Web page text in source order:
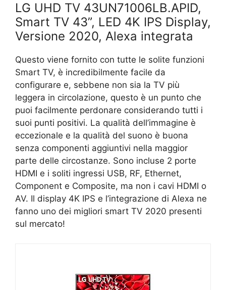
LG UHD TV 43UN71006LB.APID,
Smart TV 43”, LED 4K IPS Display,
Versione 2020, Alexa integrata
Questo viene fornito con tutte le solite funzioni
Smart TV, è incredibilmente facile da
configurare e, sebbene non sia la TV più
leggera in circolazione, questo è un punto che
puoi facilmente perdonare considerando tutti i
suoi punti positivi. La qualità dell’immagine è
eccezionale e la qualità del suono è buona
senza componenti aggiuntivi nella maggior
parte delle circostanze. Sono incluse 2 porte
HDMI e i soliti ingressi USB, RF, Ethernet,
Component e Composite, ma non i cavi HDMI o
AV. Il display 4K IPS e l’integrazione di Alexa ne
fanno uno dei migliori smart TV 2020 presenti
sul mercato!